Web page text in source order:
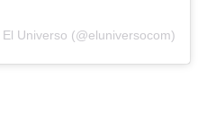
Universo (@eluniversocom)